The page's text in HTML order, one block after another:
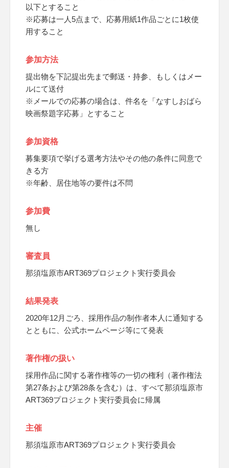
以下とすること
※応募は一人5点まで、応募用紙1作品ごとに1枚使
用すること
参加方法
提出物を下記提出先まで郵送・持参、もしくはメー
ルにて送付
※メールでの応募の場合は、件名を「なすしおばら
映画祭題字応募」とすること
参加資格
募集要項で挙げる選考方法やその他の条件に同意で
きる方
※年齢、居住地等の要件は不問
参加費
無し
審査員
那須塩原市ART369プロジェクト実行委員会
結果発表
2020年12月ごろ、採用作品の制作者本人に通知する
とともに、公式ホームページ等にて発表
著作権の扱い
採用作品に関する著作権等の一切の権利（著作権法
第27条および第28条を含む）は、すべて那須塩原市
ART369プロジェクト実行委員会に帰属
主催
那須塩原市ART369プロジェクト実行委員会